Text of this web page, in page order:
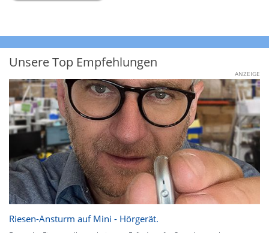
Unsere Top Empfehlungen
ANZEIGE
Riesen-Ansturm auf Mini - Hörgerät.